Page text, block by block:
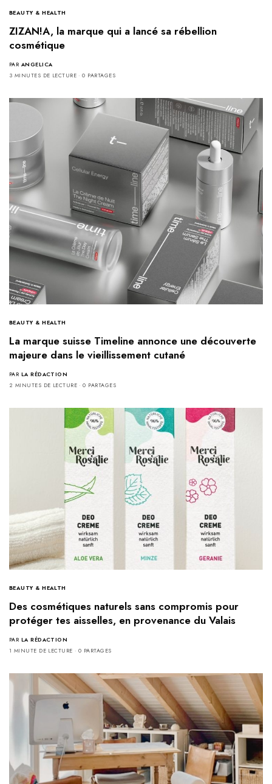
BEAUTY & HEALTH
ZIZAN!A, la marque qui a lancé sa rébellion
cosmétique
PAR ANGELICA
3 MINUTES DE LECTURE
0 PARTAGES
BEAUTY & HEALTH
La marque suisse Timeline annonce une découverte
majeure dans le vieillissement cutané
PAR LA RÉDACTION
2 MINUTES DE LECTURE
0 PARTAGES
BEAUTY & HEALTH
Des cosmétiques naturels sans compromis pour
protéger tes aisselles, en provenance du Valais
PAR LA RÉDACTION
1 MINUTE DE LECTURE
0 PARTAGES